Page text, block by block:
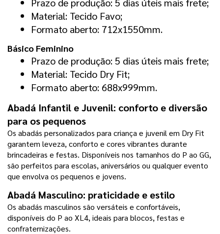
Material: Tecido Favo;
Formato aberto: 712x1550mm.
Básico Feminino
Prazo de produção: 5 dias úteis mais frete;
Material: Tecido Dry Fit;
Formato aberto: 688x999mm.
Abadá Infantil e Juvenil: conforto e diversão
para os pequenos
Os abadás personalizados para criança e juvenil em Dry Fit
garantem leveza, conforto e cores vibrantes durante
brincadeiras e festas. Disponíveis nos tamanhos do P ao GG,
são perfeitos para escolas, aniversários ou qualquer evento
que envolva os pequenos e jovens.
Abadá Masculino: praticidade e estilo
Os abadás masculinos são versáteis e confortáveis,
disponíveis do P ao XL4, ideais para blocos, festas e
confraternizações.